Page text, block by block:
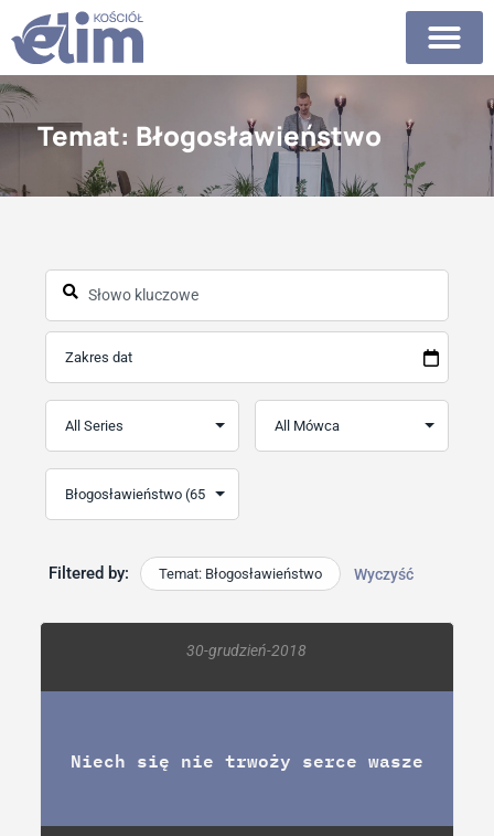
Temat: Błogosławieństwo
Filtered by: Temat: Błogosławieństwo Wyczyść
30-grudzień-2018
Niech się nie trwoży serce wasze